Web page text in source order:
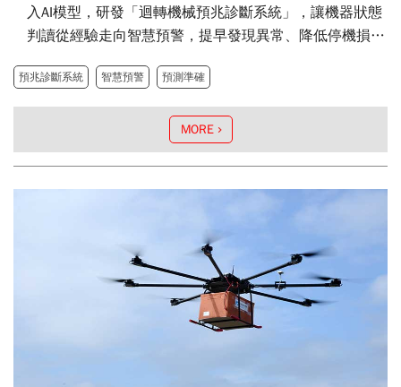
入AI模型，研發「迴轉機械預兆診斷系統」，讓機器狀態
判讀從經驗走向智慧預警，提早發現異常、降低停機損
預兆診斷系統 智慧預警 預測準確
MORE